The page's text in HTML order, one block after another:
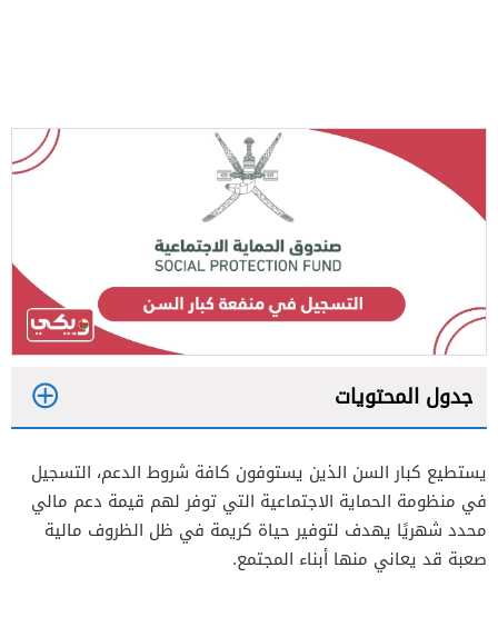
جدول المحتويات
يستطيع كبار السن الذين يستوفون كافة شروط الدعم، التسجيل
في منظومة الحماية الاجتماعية التي توفر لهم قيمة دعم مالي
محدد شهريًا يهدف لتوفير حياة كريمة في ظل الظروف مالية
صعبة قد يعاني منها أبناء المجتمع.